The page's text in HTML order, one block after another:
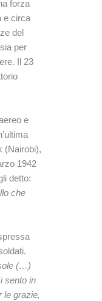
forza
e circa
del
per
Il 23
e
(Nairobi),
1942
detto:
che
(…)
sento in
le grazie,